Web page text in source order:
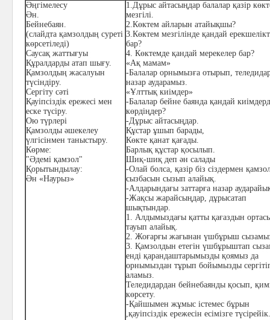
Әңгімелесу
Ән.
Бейнебаян.
(слайдта қамзолдың суреті
көрсетіледі)
Саусақ жаттығуы
Құралдарды атап шығу.
Қамзолдың жасалуын
түсіндіру.
Сергіту сәті
Қауіпсіздік ережесі мен
еске түсіру.
Ою түрлері
Қамзолды әшекелеу
үлгісінмен таныстыру.
Көрме:
"Әдемі қамзол"
Қорытындылау:
Ән «Наурыз»
1.Дұрыс айтасыңдар балалар қазір
мезгілі.
2.Көктем айларын атайықшы?
3.Көктем мезгілінде қандай
бар?
4. Көктемде қандай мерекелер бар?
«Ақ мамам»
-Балалар орнымызға отырып,
назар аударамыз.
«Ұлттық киімдер»
-Балалар бейне баянда қандай
көрдіңдер?
-Дұрыс айтасыңдар.
Құстар ұшып барады,
Көкте қанат қағады.
Барлық құстар қосылып.
Шиқ-шиқ деп ән салады
-Олай болса, қазір біз сіздермен
сызбасын сызып алайық.
-Алдарындағы заттарға назар
-Жақсы жарайсыңдар, дұрысатап
шықтындар.
1. Алдымыздағы қатты қағаздын
тауып алайық.
2. Жоғарғы жағынан үшбұрыш
3. Қамзолдын етегін үшбұрыштап
енді қарандаштарымызды қоямыз да
орнымыздан тұрып бойымызды
аламыз.
Теледидардан бейнебаянды қосып,
көрсету.
-Қайшымен жұмыс істемес бұрын
,қауіпсіздік ережесін есімізге түсірейік.